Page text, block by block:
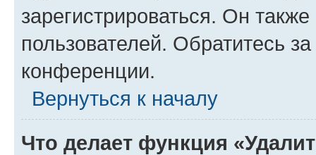
зарегистрироваться. Он
пользователей. Обратитесь
конференции.
Вернуться к началу
Что делает функция